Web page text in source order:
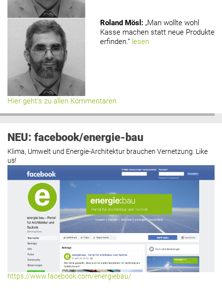
Roland Mösl : „Man wollte wohl
Kasse machen statt neue Produkte
erfinden.“ lesen
Hier geht’s zu allen Kommentaren
NEU: facebook/energie-bau
Klima, Umwelt und Energie-Architektur brauchen Vernetzung. Like
us!
https://www.facebook.com/energiebau/